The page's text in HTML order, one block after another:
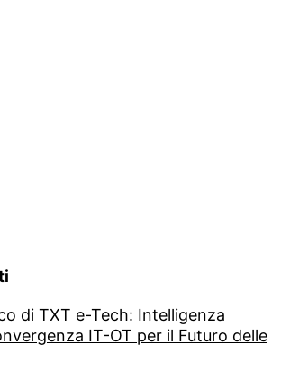
delle
di TXT e-Tech: Intelligenza
IT-OT per il Futuro delle